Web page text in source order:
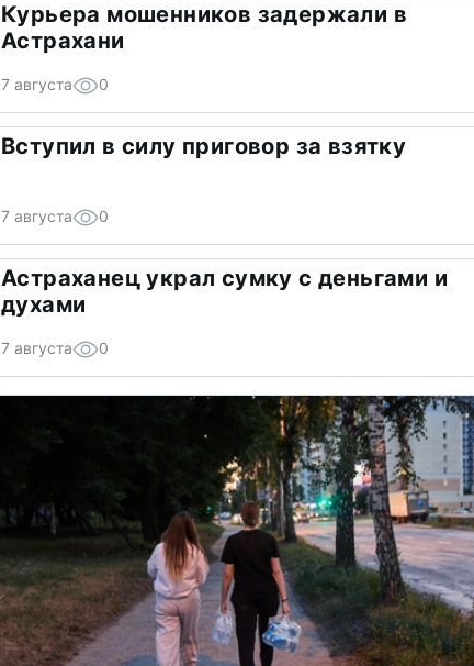
Курьера мошенников задержали в
Астрахани
7 августа 0
Вступил в силу приговор за взятку
7 августа 0
Астраханец украл сумку с деньгами и
духами
7 августа 0